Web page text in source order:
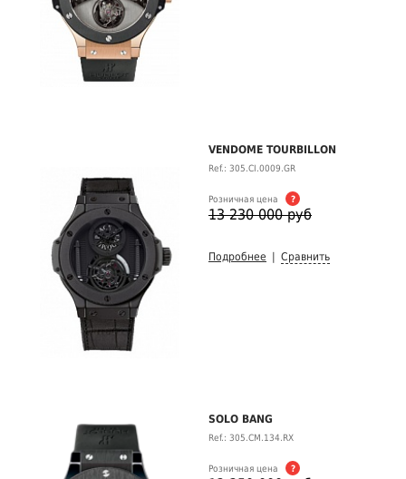
VENDOME TOURBILLON
Ref.: 305.CI.0009.GR
Розничная цена ?
13 230 000 руб
Подробнее Сравнить
SOLO BANG
Ref.: 305.CM.134.RX
Розничная цена ?